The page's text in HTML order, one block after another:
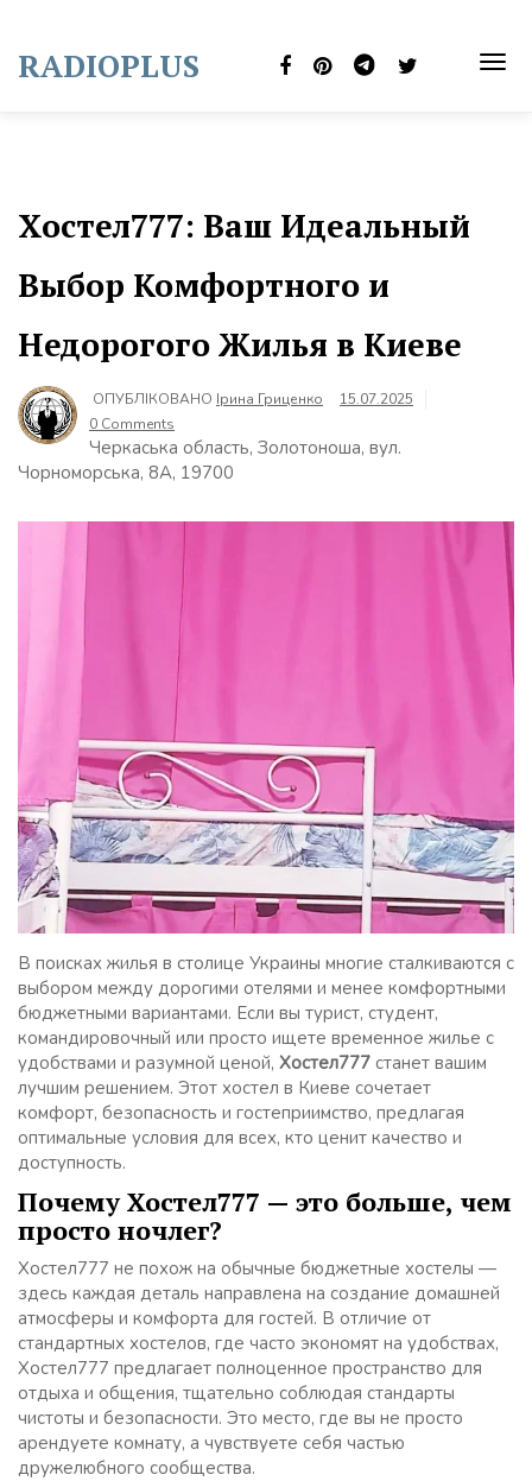
content
RADIOPLUS
Хостел777: Ваш Идеальный
Выбор Комфортного и
Недорогого Жилья в Киеве
ОПУБЛІКОВАНО Ірина Гриценко
15.07.2025
0 Comments
Черкаська область, Золотоноша, вул.
Чорноморська, 8А, 19700
В поисках жилья в столице Украины многие сталкиваются с
выбором между дорогими отелями и менее комфортными
бюджетными вариантами. Если вы турист, студент,
командировочный или просто ищете временное жилье с
удобствами и разумной ценой, Хостел777 станет вашим
лучшим решением. Этот хостел в Киеве сочетает
комфорт, безопасность и гостеприимство, предлагая
оптимальные условия для всех, кто ценит качество и
доступность.
Почему Хостел777 — это больше, чем
просто ночлег?
Хостел777 не похож на обычные бюджетные хостелы —
здесь каждая деталь направлена на создание домашней
атмосферы и комфорта для гостей. В отличие от
стандартных хостелов, где часто экономят на удобствах,
Хостел777 предлагает полноценное пространство для
отдыха и общения, тщательно соблюдая стандарты
чистоты и безопасности. Это место, где вы не просто
арендуете комнату, а чувствуете себя частью
дружелюбного сообщества.